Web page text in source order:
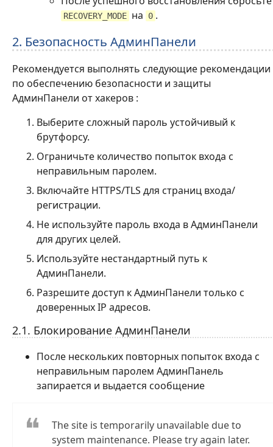
RECOVERY_MODE на 0 .
2. Безопасность АдминПанели
Рекомендуется выполнять следующие рекомендации
по обеспечению безопасности и защиты
АдминПанели от хакеров :
Выберите сложный пароль устойчивый к
брутфорсу.
Ограничьте количество попыток входа с
неправильным паролем.
Включайте HTTPS/TLS для страниц входа/
регистрации.
Не используйте пароль входа в АдминПанели
для других целей.
Используйте нестандартный путь к
АдминПанели.
Разрешите доступ к АдминПанели только с
доверенных IP адресов.
2.1. Блокирование АдминПанели
После нескольких повторных попыток входа с
неправильным паролем АдминПанель
запирается и выдается сообщение
The site is temporarily unavailable due to
system maintenance. Please try again later.